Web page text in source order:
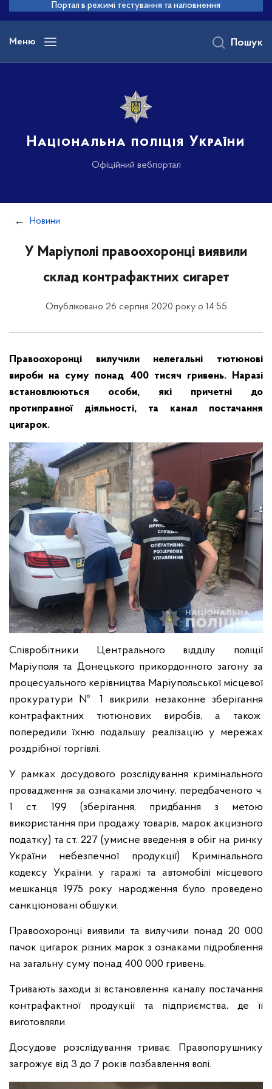
основного
вмісту
Портал в режимі тестування та наповнення
Меню
Національна поліція України
Офіційний вебпортал
Пошук
Новини
У Маріуполі правоохоронці виявили
склад контрафактних сигарет
Опубліковано 26 серпня 2020 року о 14:55
Правоохоронці вилучили нелегальні тютюнові
вироби на суму понад 400 тисяч гривень. Наразі
встановлюються особи, які причетні до
протиправної діяльності, та канал постачання
цигарок.
Співробітники Центрального відділу поліції
Маріуполя та Донецького прикордонного загону за
процесуального керівництва Маріупольської місцевої
прокуратури № 1 викрили незаконне зберігання
контрафактних тютюнових виробів, а також
попередили їхню подальшу реалізацію у мережах
роздрібної торгівлі.
У рамках досудового розслідування кримінального
провадження за ознаками злочину, передбаченого ч.
1 ст. 199 (зберігання, придбання з метою
використання при продажу товарів, марок акцизного
податку) та ст. 227 (умисне введення в обіг на ринку
України небезпечної продукції) Кримінального
кодексу України, у гаражі та автомобілі місцевого
мешканця 1975 року народження було проведено
санкціоновані обшуки.
Правоохоронці виявили та вилучили понад 20 000
пачок цигарок різних марок з ознаками підроблення
на загальну суму понад 400 000 гривень.
Тривають заходи зі встановлення каналу постачання
контрафактної продукції та підприємства, де її
виготовляли.
Досудове розслідування триває. Правопорушнику
загрожує від 3 до 7 років позбавлення волі.